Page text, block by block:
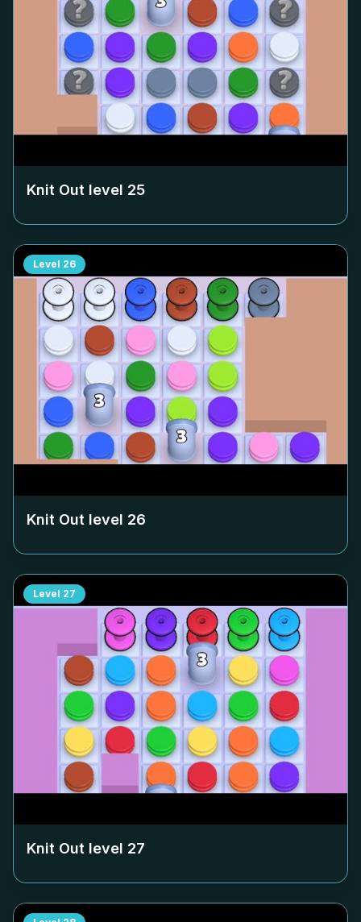
Knit Out level 25
Level 26
Knit Out level 26
Level 27
Knit Out level 27